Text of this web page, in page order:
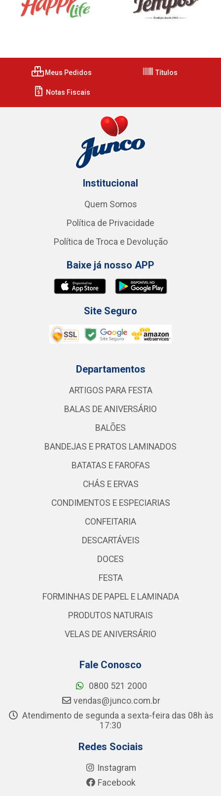
Meus Pedidos Títulos
Notas Fiscais
Institucional
Quem Somos
Política de Privacidade
Política de Troca e Devolução
Baixe já nosso APP
Site Seguro
Departamentos
ARTIGOS PARA FESTA
BALAS DE ANIVERSÁRIO
BALÕES
BANDEJAS E PRATOS LAMINADOS
BATATAS E FAROFAS
CHÁS E ERVAS
CONDIMENTOS E ESPECIARIAS
CONFEITARIA
DESCARTÁVEIS
DOCES
FESTA
FORMINHAS DE PAPEL E LAMINADA
PRODUTOS NATURAIS
VELAS DE ANIVERSÁRIO
Fale Conosco
0800 521 2000
vendas@junco.com.br
Atendimento de segunda a sexta-feira das 08h às
17:30
Redes Sociais
Instagram
Facebook